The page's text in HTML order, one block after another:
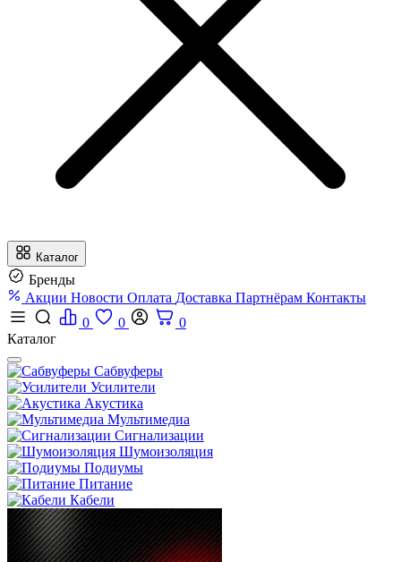
Каталог
Бренды
Акции Новости Оплата Доставка Партнёрам Контакты
0
0
0
Каталог
Сабвуферы
Усилители
Акустика
Мультимедиа
Сигнализации
Шумоизоляция
Подиумы
Питание
Кабели